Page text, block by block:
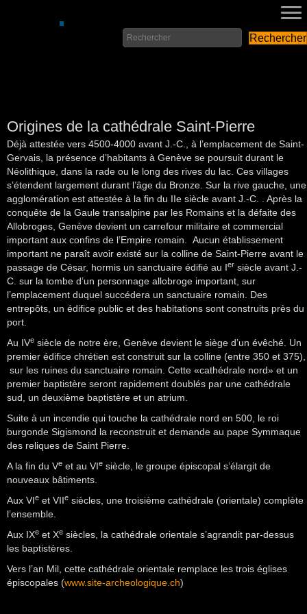
Rechercher
Origines de la cathédrale Saint-Pierre
Déjà attestée vers 4500-4000 avant J.-C., à l’emplacement de Saint-
Gervais, la présence d’habitants à Genève se poursuit durant le
Néolithique, dans la rade ou le long des rives du lac. Ces villages
s’étendent largement durant l’âge du Bronze. Sur la rive gauche, une
agglomération est attestée à la fin du IIe siècle avant J.-C. . Après la
conquête de la Gaule transalpine par les Romains et la défaite des
Allobroges, Genève devient un carrefour militaire et commercial
important aux confins de l’Empire romain. Aucun établissement
important ne paraît avoir existé sur la colline de Saint-Pierre avant le
passage de César, hormis un sanctuaire édifié au Ier siècle avant J.-
C. sur la tombe d’un personnage allobroge important, sur
l’emplacement duquel succédera un sanctuaire romain. Des
entrepôts, un édifice public et des habitations sont construits près du
port.
Au IVe siècle de notre ère, Genève devient le siège d’un évêché. Un
premier édifice chrétien est construit sur la colline (entre 350 et 375),
sur les ruines du sanctuaire romain. Cette «cathédrale nord» et un
premier baptistère seront rapidement doublés par une cathédrale
sud, un deuxième baptistère et un atrium.
Suite à un incendie qui touche la cathédrale nord en 500, le roi
burgonde Sigismond la reconstruit et demande au pape Symmaque
des reliques de Saint Pierre.
A la fin du Ve et au VIe siècle, le groupe épiscopal s’élargit de
nouveaux bâtiments.
Aux VIe et VIIe siècles, une troisième cathédrale (orientale) complète
l’ensemble.
Aux IXe et Xe siècles, la cathédrale orientale s’agrandit par-dessus
les baptistères.
Vers l’an Mil, cette cathédrale orientale remplace les trois églises
épiscopales (www.site-archeologique.ch)